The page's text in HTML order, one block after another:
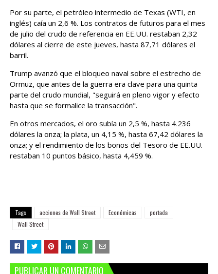
Por su parte, el petróleo intermedio de Texas (WTI, en
inglés) caía un 2,6 %. Los contratos de futuros para el mes
de julio del crudo de referencia en EE.UU. restaban 2,32
dólares al cierre de este jueves, hasta 87,71 dólares el
barril.
Trump avanzó que el bloqueo naval sobre el estrecho de
Ormuz, que antes de la guerra era clave para una quinta
parte del crudo mundial, "seguirá en pleno vigor y efecto
hasta que se formalice la transacción".
En otros mercados, el oro subía un 2,5 %, hasta 4.236
dólares la onza; la plata, un 4,15 %, hasta 67,42 dólares la
onza; y el rendimiento de los bonos del Tesoro de EE.UU.
restaban 10 puntos básico, hasta 4,459 %.
Tags acciones de Wall Street Económicas
portada
Wall Street
PUBLICAR UN COMENTARIO